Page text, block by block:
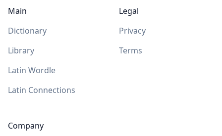
Main
Dictionary
Library
Latin Wordle
Latin Connections
Company
Legal
Privacy
Terms